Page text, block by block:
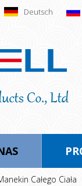
Deutsch
Całego Ciała